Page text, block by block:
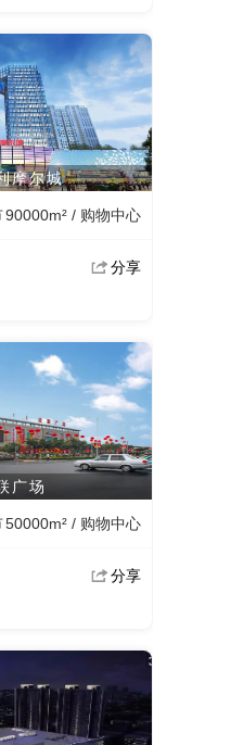
摩尔城
90000m² / 购物中心
分享
广场
50000m² / 购物中心
分享